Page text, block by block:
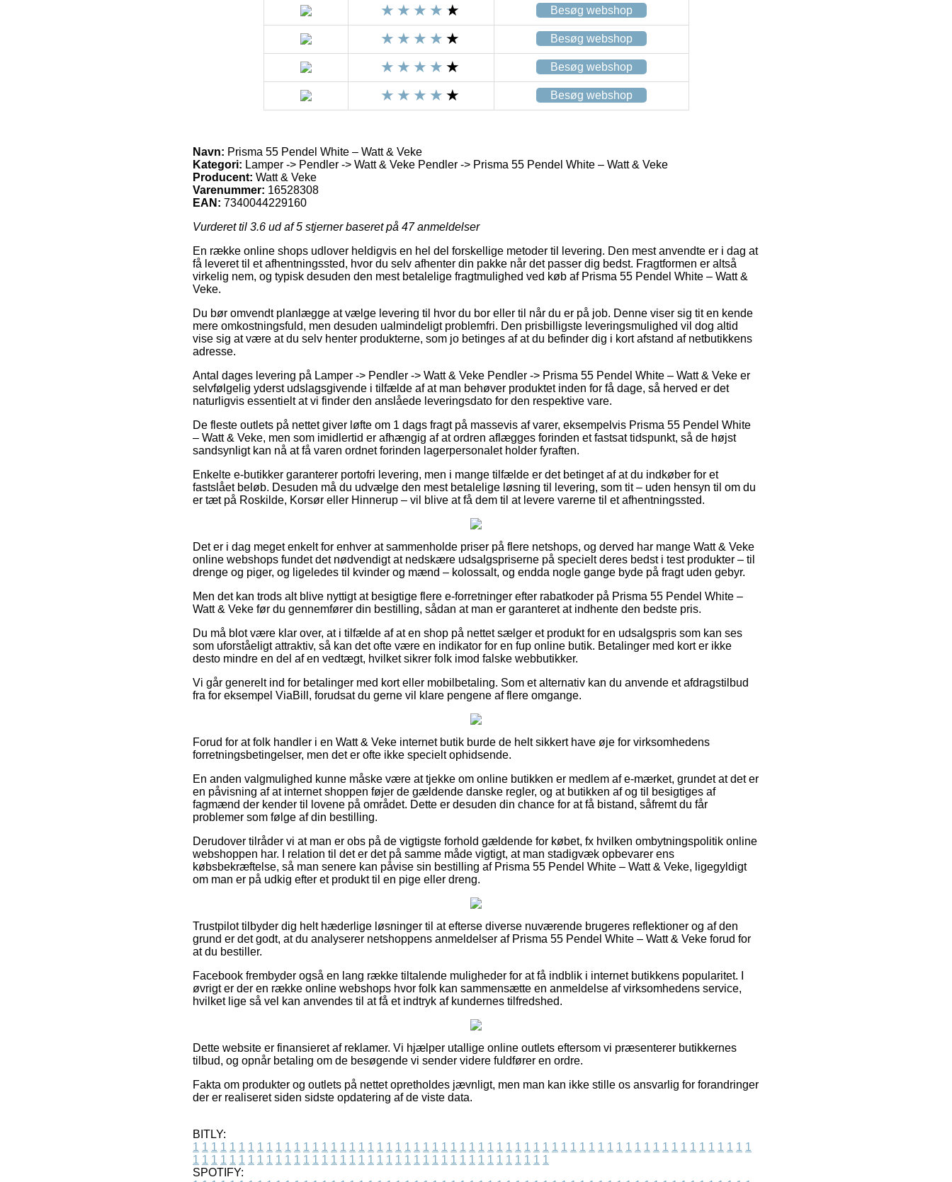
Besøg webshop
Besøg webshop
Besøg webshop
Besøg webshop
Navn: Prisma 55 Pendel White – Watt & Veke
Kategori: Lamper -> Pendler -> Watt & Veke Pendler -> Prisma 55 Pendel White – Watt & Veke
Producent: Watt & Veke
Varenummer: 16528308
EAN: 7340044229160
Vurderet til 3.6 ud af 5 stjerner baseret på 47anmeldelser
En række online shops udlover heldigvis en hel del forskellige metoder til levering. Den mest anvendte er i dag at
få leveret til et afhentningssted, hvor du selv afhenter din pakke når det passer dig bedst. Fragtformen er altså
virkelig nem, og typisk desuden den mest betalelige fragtmulighed ved køb af Prisma 55 Pendel White – Watt &
Veke.
Du bør omvendt planlægge at vælge levering til hvor du bor eller til når du er på job. Denne viser sig tit en kende
mere omkostningsfuld, men desuden ualmindeligt problemfri. Den prisbilligste leveringsmulighed vil dog altid
vise sig at være at du selv henter produkterne, som jo betinges af at du befinder dig i kort afstand af netbutikkens
adresse.
Antal dages levering på Lamper -> Pendler -> Watt & Veke Pendler -> Prisma 55 Pendel White – Watt & Veke er
selvfølgelig yderst udslagsgivende i tilfælde af at man behøver produktet inden for få dage, så herved er det
naturligvis essentielt at vi finder den anslåede leveringsdato for den respektive vare.
De fleste outlets på nettet giver løfte om 1 dags fragt på massevis af varer, eksempelvis Prisma 55 Pendel White
– Watt & Veke, men som imidlertid er afhængig af at ordren aflægges forinden et fastsat tidspunkt, så de højst
sandsynligt kan nå at få varen ordnet forinden lagerpersonalet holder fyraften.
Enkelte e-butikker garanterer portofri levering, men i mange tilfælde er det betinget af at du indkøber for et
fastslået beløb. Desuden må du udvælge den mest betalelige løsning til levering, som tit – uden hensyn til om du
er tæt på Roskilde, Korsør eller Hinnerup – vil blive at få dem til at levere varerne til et afhentningssted.
Det er i dag meget enkelt for enhver at sammenholde priser på flere netshops, og derved har mange Watt & Veke
online webshops fundet det nødvendigt at nedskære udsalgspriserne på specielt deres bedst i test produkter – til
drenge og piger, og ligeledes til kvinder og mænd – kolossalt, og endda nogle gange byde på fragt uden gebyr.
Men det kan trods alt blive nyttigt at besigtige flere e-forretninger efter rabatkoder på Prisma 55 Pendel White –
Watt & Veke før du gennemfører din bestilling, sådan at man er garanteret at indhente den bedste pris.
Du må blot være klar over, at i tilfælde af at en shop på nettet sælger et produkt for en udsalgspris som kan ses
som uforståeligt attraktiv, så kan det ofte være en indikator for en fup online butik. Betalinger med kort er ikke
desto mindre en del af en vedtægt, hvilket sikrer folk imod falske webbutikker.
Vi går generelt ind for betalinger med kort eller mobilbetaling. Som et alternativ kan du anvende et afdragstilbud
fra for eksempel ViaBill, forudsat du gerne vil klare pengene af flere omgange.
Forud for at folk handler i en Watt & Veke internet butik burde de helt sikkert have øje for virksomhedens
forretningsbetingelser, men det er ofte ikke specielt ophidsende.
En anden valgmulighed kunne måske være at tjekke om online butikken er medlem af e-mærket, grundet at det er
en påvisning af at internet shoppen føjer de gældende danske regler, og at butikken af og til besigtiges af
fagmænd der kender til lovene på området. Dette er desuden din chance for at få bistand, såfremt du får
problemer som følge af din bestilling.
Derudover tilråder vi at man er obs på de vigtigste forhold gældende for købet, fx hvilken ombytningspolitik online
webshoppen har. I relation til det er det på samme måde vigtigt, at man stadigvæk opbevarer ens
købsbekræftelse, så man senere kan påvise sin bestilling af Prisma 55 Pendel White – Watt & Veke, ligegyldigt
om man er på udkig efter et produkt til en pige eller dreng.
Trustpilot tilbyder dig helt hæderlige løsninger til at efterse diverse nuværende brugeres reflektioner og af den
grund er det godt, at du analyserer netshoppens anmeldelser af Prisma 55 Pendel White – Watt & Veke forud for
at du bestiller.
Facebook frembyder også en lang række tiltalende muligheder for at få indblik i internet butikkens popularitet. I
øvrigt er der en række online webshops hvor folk kan sammensætte en anmeldelse af virksomhedens service,
hvilket lige så vel kan anvendes til at få et indtryk af kundernes tilfredshed.
Dette website er finansieret af reklamer. Vi hjælper utallige online outlets eftersom vi præsenterer butikkernes
tilbud, og opnår betaling om de besøgende vi sender videre fuldfører en ordre.
Fakta om produkter og outlets på nettet opretholdes jævnligt, men man kan ikke stille os ansvarlig for forandringer
der er realiseret siden sidste opdatering af de viste data.
BITLY:
1 1 1 1 1 1 1 1 1 1 1 1 1 1 1 1 1 1 1 1 1 1 1 1 1 1 1 1 1 1 1 1 1 1 1 1 1 1 1 1 1 1 1 1 1 1 1 1 1 1 1 1 1 1 1 1 1 1 1 1 1
1 1 1 1 1 1 1 1 1 1 1 1 1 1 1 1 1 1 1 1 1 1 1 1 1 1 1 1 1 1 1 1 1 1 1 1 1 1 1
SPOTIFY: